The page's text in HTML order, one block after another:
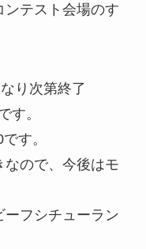
テスト会場のす
り次第終了
す。
す。
ので、今後はモ
フシチューラン